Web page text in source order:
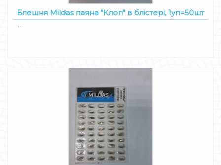
Блешня Mildas паяна "Клоп" в блістері, 1уп=50шт
..